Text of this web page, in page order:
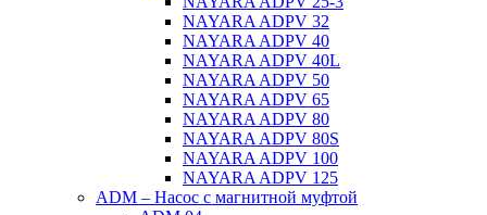
NAYARA ADPV 32
NAYARA ADPV 40
NAYARA ADPV 40L
NAYARA ADPV 50
NAYARA ADPV 65
NAYARA ADPV 80
NAYARA ADPV 80S
NAYARA ADPV 100
NAYARA ADPV 125
ADM – Насос с магнитной муфтой